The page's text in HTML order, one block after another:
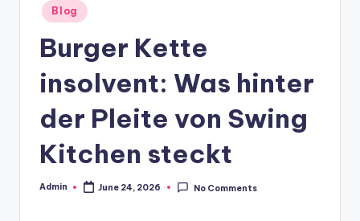
Posted
in
Blog
Burger Kette
insolvent: Was hinter
der Pleite von Swing
Kitchen steckt
Posted
Admin June 24, 2026 No Comments